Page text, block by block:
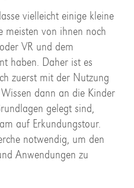
vielleicht einige kleine
meisten von ihnen noch
VR und dem
haben. Daher ist es
zuerst mit der Nutzung
dann an die Kinder
gelegt sind,
auf Erkundungstour.
notwendig, um den
Anwendungen zu